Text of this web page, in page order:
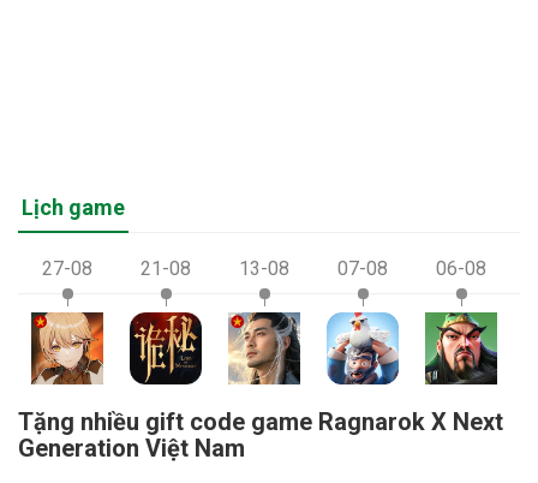
Lịch game
27-08 21-08 13-08 07-08 06-08
Tặng nhiều gift code game Ragnarok X Next
Generation Việt Nam